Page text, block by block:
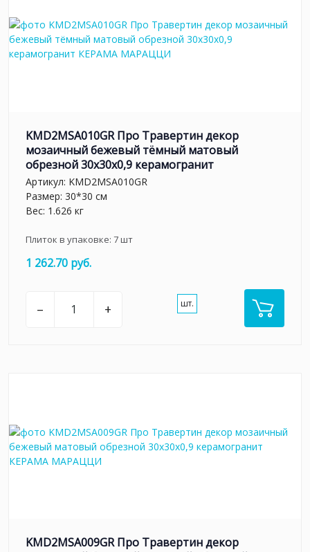
KMD2MSA010GR Про Травертин декор
мозаичный бежевый тёмный матовый
обрезной 30x30x0,9 керамогранит
Артикул: KMD2MSA010GR
Размер: 30*30 см
Вес: 1.626 кг
Плиток в упаковке: 7шт
1 262.70 руб.
– + шт.
KMD2MSA009GR Про Травертин декор